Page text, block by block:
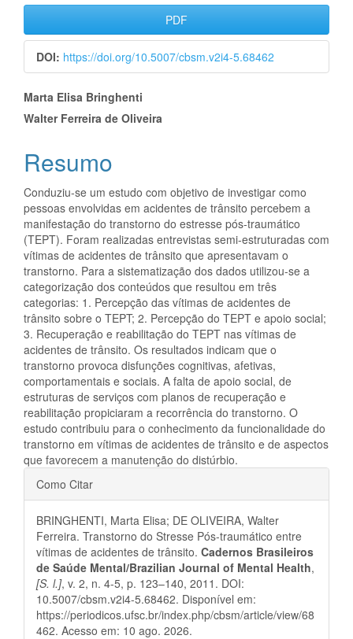
Barra
lateral
de
artigos
PDF
DOI: https://doi.org/10.5007/cbsm.v2i4-5.68462
Conteúdo
do
artigo
principal
Marta Elisa Bringhenti
Walter Ferreira de Oliveira
Resumo
Conduziu-se um estudo com objetivo de investigar como
pessoas envolvidas em acidentes de trânsito percebem a
manifestação do transtorno do estresse pós-traumático
(TEPT). Foram realizadas entrevistas semi-estruturadas com
vítimas de acidentes de trânsito que apresentavam o
transtorno. Para a sistematização dos dados utilizou-se a
categorização dos conteúdos que resultou em três
categorias: 1. Percepção das vítimas de acidentes de
trânsito sobre o TEPT; 2. Percepção do TEPT e apoio social;
3. Recuperação e reabilitação do TEPT nas vítimas de
acidentes de trânsito. Os resultados indicam que o
transtorno provoca disfunções cognitivas, afetivas,
comportamentais e sociais. A falta de apoio social, de
estruturas de serviços com planos de recuperação e
reabilitação propiciaram a recorrência do transtorno. O
estudo contribuiu para o conhecimento da funcionalidade do
transtorno em vítimas de acidentes de trânsito e de aspectos
que favorecem a manutenção do distúrbio.
Detalhes
do
artigo
Como Citar
BRINGHENTI, Marta Elisa; DE OLIVEIRA, Walter
Ferreira. Transtorno do Stresse Pós-traumático entre
vítimas de acidentes de trânsito. Cadernos Brasileiros
de Saúde Mental/Brazilian Journal of Mental Health,
[S. l.], v. 2, n. 4-5, p. 123–140, 2011. DOI:
10.5007/cbsm.v2i4-5.68462. Disponível em:
https://periodicos.ufsc.br/index.php/cbsm/article/view/68
462. Acesso em: 10 ago. 2026.